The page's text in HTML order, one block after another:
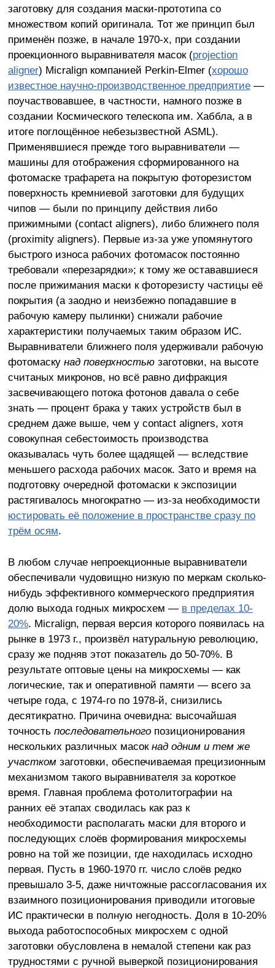
заготовку для создания маски-прототипа со
множеством копий оригинала. Тот же принцип был
применён позже, в начале 1970-х, при создании
проекционного выравнивателя масок (projection
aligner) Micralign компанией Perkin-Elmer (хорошо
известное научно-производственное предприятие—
поучаствовавшее, в частности, намного позже в
создании Космического телескопа им. Хаббла, а в
итоге поглощённое небезызвестной ASML).
Применявшиеся прежде того выравниватели —
машины для отображения сформированного на
фотомаске трафарета на покрытую фоторезистом
поверхность кремниевой заготовки для будущих
чипов — были по принципу действия либо
прижимными (contact aligners), либо ближнего поля
(proximity aligners). Первые из-за уже упомянутого
быстрого износа рабочих фотомасок постоянно
требовали «перезарядки»; к тому же остававшиеся
после прижимания маски к фоторезисту частицы её
покрытия (а заодно и неизбежно попадавшие в
рабочую камеру пылинки) снижали рабочие
характеристики получаемых таким образом ИС.
Выравниватели ближнего поля удерживали рабочую
фотомаску над поверхностьюзаготовки, на высоте
считаных микронов, но всё равно дифракция
засвечивающего потока фотонов давала о себе
знать — процент брака у таких устройств был в
среднем даже выше, чем у contact aligners, хотя
совокупная себестоимость производства
оказывалась чуть более щадящей — вследствие
меньшего расхода рабочих масок. Зато и время на
подготовку очередной фотомаски к экспозиции
растягивалось многократно — из-за необходимости
юстировать её положение в пространстве сразу по
трём осям.
В любом случае непроекционные выравниватели
обеспечивали чудовищно низкую по меркам сколько-
нибудь эффективного коммерческого предприятия
долю выхода годных микросхем — в пределах 10-
20%. Micralign, первая версия которого появилась на
рынке в 1973 г., произвёл натуральную революцию,
сразу же подняв этот показатель до 50-70%. В
результате оптовые цены на микросхемы — как
логические, так и оперативной памяти — всего за
четыре года, с 1974-го по 1978-й, снизились
десятикратно. Причина очевидна: высочайшая
точность последовательногопозиционирования
нескольких различных масок над одним и тем же
участкомзаготовки, обеспечиваемая прецизионным
механизмом такого выравнивателя за короткое
время. Главная проблема фотолитографии на
ранних её этапах сводилась как раз к
необходимости располагать маски для второго и
последующих слоёв формирования микросхемы
ровно на той же позиции, где находилась исходно
первая. Пусть в 1960-1970 гг. число слоёв редко
превышало 3-5, даже ничтожные рассогласования их
взаимного позиционирования приводили итоговые
ИС практически в полную негодность. Доля в 10-20%
выхода работоспособных микросхем с одной
заготовки обусловлена в немалой степени как раз
трудностями с ручной выверкой позиционирования